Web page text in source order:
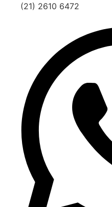
(21) 2610 6472